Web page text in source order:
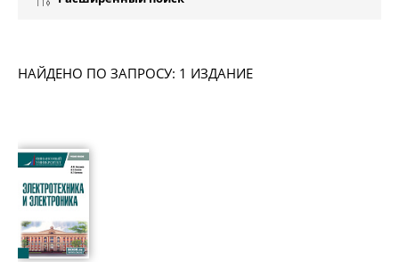
НАЙДЕНО ПО ЗАПРОСУ: 1 ИЗДАНИЕ